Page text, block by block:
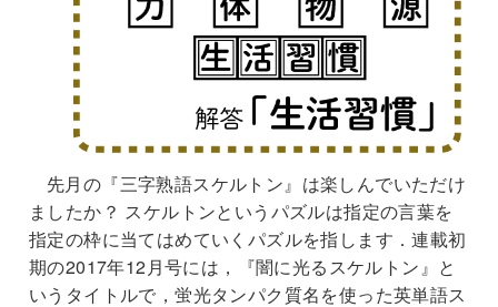
先月の『三字熟語スケルトン』は楽しんでいただけ
ましたか？ スケルトンというパズルは指定の言葉を
指定の枠に当てはめていくパズルを指します．連載初
期の2017年12月号には，『闇に光るスケルトン』と
いうタイトルで，蛍光タンパク質名を使った英単語ス